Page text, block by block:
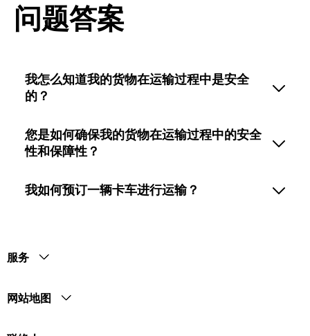
问题答案
我怎么知道我的货物在运输过程中是安全
的？
您是如何确保我的货物在运输过程中的安全
性和保障性？
我如何预订一辆卡车进行运输？
服务
网站地图